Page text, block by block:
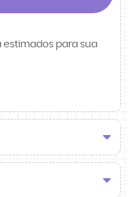
estimados para sua